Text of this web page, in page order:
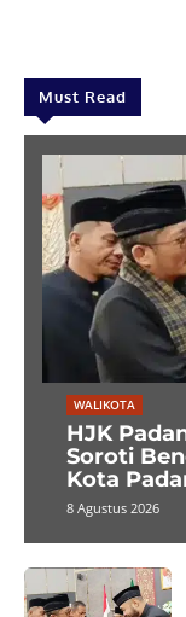
Must Read
WALIKOTA
HJK
Soroti
Kota
8 Agustus 2026